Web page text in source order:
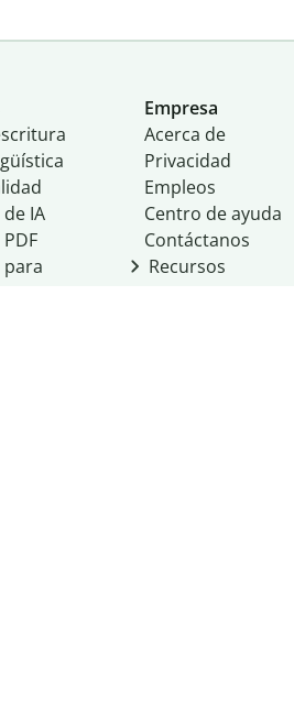
IA
Empresa
Acerca de
Privacidad
Empleos
Centro de ayuda
Contáctanos
Recursos